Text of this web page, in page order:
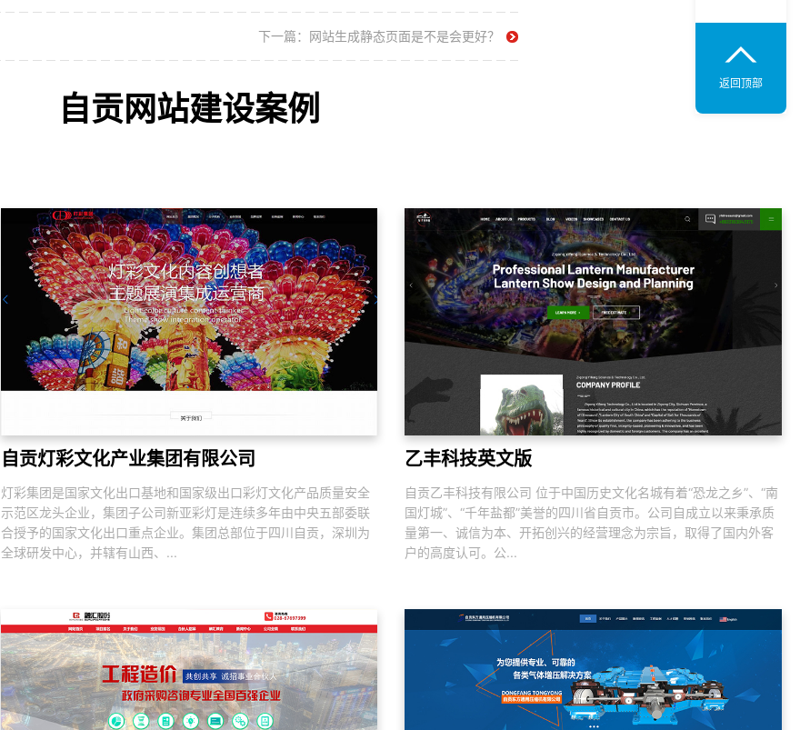
下一篇：网站生成静态页面是不是会更好？
自贡网站建设案例
自贡灯彩文化产业集团有限公司
灯彩集团是国家文化出口基地和国家级出口彩灯文化产品质量安全
示范区龙头企业，集团子公司新亚彩灯是连续多年由中央五部委联
合授予的国家文化出口重点企业。集团总部位于四川自贡，深圳为
全球研发中心，并辖有山西、...
乙丰科技英文版
自贡乙丰科技有限公司 位于中国历史文化名城有着“恐龙之乡”、“南
国灯城”、“千年盐都”美誉的四川省自贡市。公司自成立以来秉承质
量第一、诚信为本、开拓创兴的经营理念为宗旨，取得了国内外客
户的高度认可。公...
返回顶部